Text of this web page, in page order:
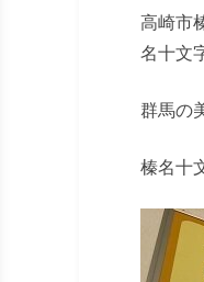
高崎市
名十文
群馬の
榛名十